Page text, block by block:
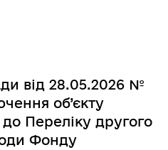
від 28.05.2026 №
об’єкту
Переліку другого
Фонду